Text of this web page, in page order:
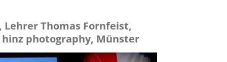
Lehrer Thomas Fornfeist,
hinz photography, Münster